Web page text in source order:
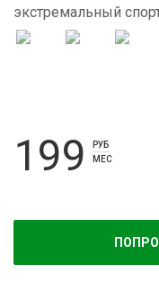
экстремальный
199
РУБ
МЕС